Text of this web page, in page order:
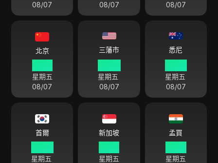
08/07
08/07
08/07
北京
星期五
08/07
三藩市
星期五
08/07
悉尼
星期五
08/07
首爾
星期五
新加坡
星期五
孟買
星期五